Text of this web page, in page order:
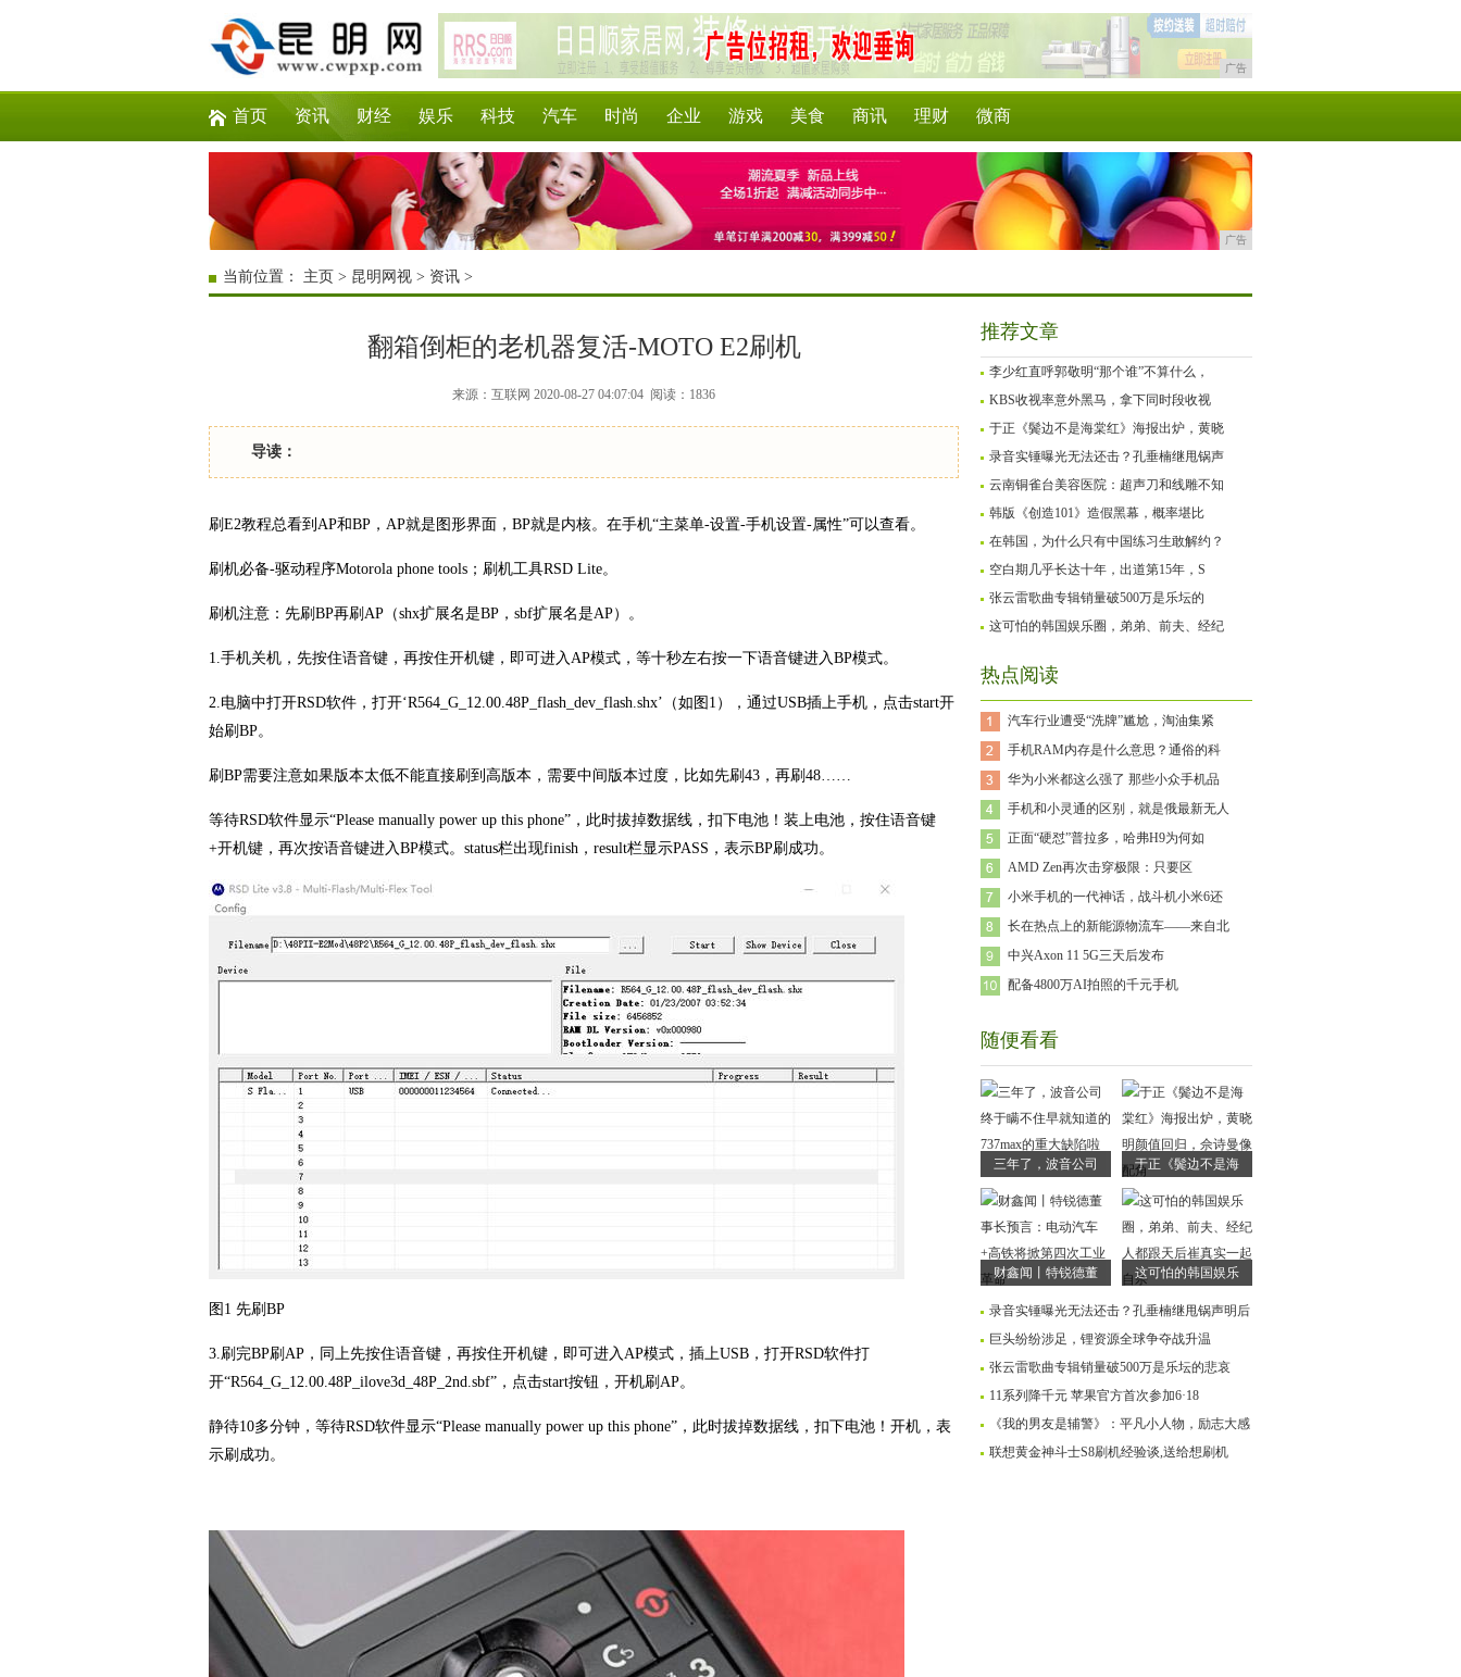
广告
首页 资讯 财经 娱乐 科技 汽车 时尚 企业 游戏 美食 商讯 理财 微商
广告
当前位置： 主页 > 昆明网视 > 资讯 >
翻箱倒柜的老机器复活-MOTO E2刷机
来源：互联网 2020-08-27 04:07:04 阅读：1836
导读：
刷E2教程总看到AP和BP，AP就是图形界面，BP就是内核。在手机“主菜单-设置-手机设置-属性”可以查看。
刷机必备-驱动程序Motorola phone tools；刷机工具RSD Lite。
刷机注意：先刷BP再刷AP（shx扩展名是BP，sbf扩展名是AP）。
1.手机关机，先按住语音键，再按住开机键，即可进入AP模式，等十秒左右按一下语音键进入BP模式。
2.电脑中打开RSD软件，打开‘R564_G_12.00.48P_flash_dev_flash.shx’（如图1），通过USB插上手机，点击start开
始刷BP。
刷BP需要注意如果版本太低不能直接刷到高版本，需要中间版本过度，比如先刷43，再刷48……
等待RSD软件显示“Please manually power up this phone”，此时拔掉数据线，扣下电池！装上电池，按住语音键
+开机键，再次按语音键进入BP模式。status栏出现finish，result栏显示PASS，表示BP刷成功。
图1 先刷BP
3.刷完BP刷AP，同上先按住语音键，再按住开机键，即可进入AP模式，插上USB，打开RSD软件打
开“R564_G_12.00.48P_ilove3d_48P_2nd.sbf”，点击start按钮，开机刷AP。
静待10多分钟，等待RSD软件显示“Please manually power up this phone”，此时拔掉数据线，扣下电池！开机，表
示刷成功。
推荐文章
李少红直呼郭敬明“那个谁”不算什么，
KBS收视率意外黑马，拿下同时段收视
于正《鬓边不是海棠红》海报出炉，黄晓
录音实锤曝光无法还击？孔垂楠继甩锅声
云南铜雀台美容医院：超声刀和线雕不知
韩版《创造101》造假黑幕，概率堪比
在韩国，为什么只有中国练习生敢解约？
空白期几乎长达十年，出道第15年，S
张云雷歌曲专辑销量破500万是乐坛的
这可怕的韩国娱乐圈，弟弟、前夫、经纪
热点阅读
汽车行业遭受“洗牌”尴尬，淘油集紧
手机RAM内存是什么意思？通俗的科
华为小米都这么强了 那些小众手机品
手机和小灵通的区别，就是俄最新无人
正面“硬怼”普拉多，哈弗H9为何如
AMD Zen再次击穿极限：只要区
小米手机的一代神话，战斗机小米6还
长在热点上的新能源物流车——来自北
中兴Axon 11 5G三天后发布
配备4800万AI拍照的千元手机
随便看看
三年了，波音公司 于正《鬓边不是海
财鑫闻丨特锐德董 这可怕的韩国娱乐
录音实锤曝光无法还击？孔垂楠继甩锅声明后
巨头纷纷涉足，锂资源全球争夺战升温
张云雷歌曲专辑销量破500万是乐坛的悲哀
11系列降千元 苹果官方首次参加6·18
《我的男友是辅警》：平凡小人物，励志大感
联想黄金神斗士S8刷机经验谈,送给想刷机